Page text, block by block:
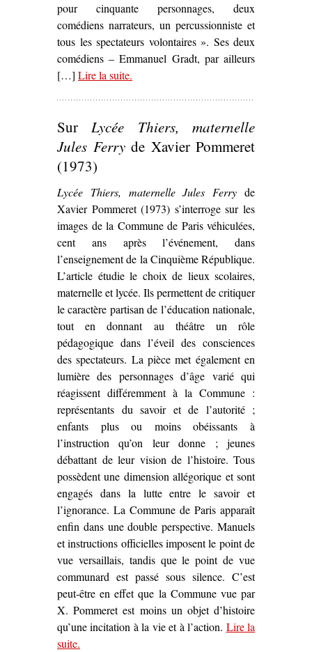
pour cinquante personnages, deux
comédiens narrateurs, un percussionniste et
tous les spectateurs volontaires ». Ses deux
comédiens – Emmanuel Gradt, par ailleurs
[…] Lire la suite– ‘La Commune de Paris par la
.
SurLycée Thiers, maternelle
Jules Ferryde Xavier Pommeret
(1973)
Lycée Thiers, maternelle Jules Ferry de
Xavier Pommeret (1973) s’interroge sur les
images de la Commune de Paris véhiculées,
cent ans après l’événement, dans
l’enseignement de la Cinquième République.
L’article étudie le choix de lieux scolaires,
maternelle et lycée. Ils permettent de critiquer
le caractère partisan de l’éducation nationale,
tout en donnant au théâtre un rôle
pédagogique dans l’éveil des consciences
des spectateurs. La pièce met également en
lumière des personnages d’âge varié qui
réagissent différemment à la Commune :
représentants du savoir et de l’autorité ;
enfants plus ou moins obéissants à
l’instruction qu’on leur donne ; jeunes
débattant de leur vision de l’histoire. Tous
possèdent une dimension allégorique et sont
engagés dans la lutte entre le savoir et
l’ignorance. La Commune de Paris apparaît
enfin dans une double perspective. Manuels
et instructions officielles imposent le point de
vue versaillais, tandis que le point de vue
communard est passé sous silence. C’est
peut-être en effet que la Commune vue par
X. Pommeret est moins un objet d’histoire
qu’une incitation à la vie et à l’action. Lire la
suite– ‘Sur
.